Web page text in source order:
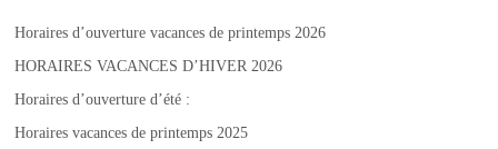
Horaires d’ouverture vacances de printemps 2026
HORAIRES VACANCES D’HIVER 2026
Horaires d’ouverture d’été :
Horaires vacances de printemps 2025